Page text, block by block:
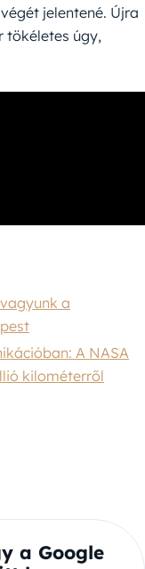
jelentené. Újra
tökéletes úgy,
a
A NASA
kilométerről
a Google